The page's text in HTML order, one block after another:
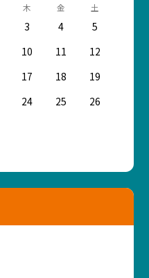
木 金 土
3 4
5
10 11
12
17 18
19
24 25
26